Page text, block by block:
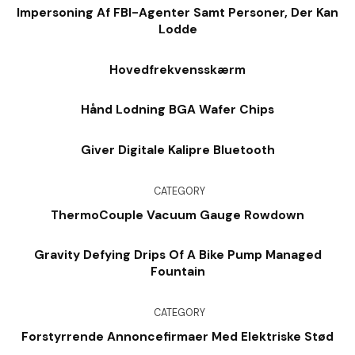
Impersoning Af FBI-Agenter Samt Personer, Der Kan
Lodde
Hovedfrekvensskærm
Hånd Lodning BGA Wafer Chips
Giver Digitale Kalipre Bluetooth
CATEGORY
ThermoCouple Vacuum Gauge Rowdown
Gravity Defying Drips Of A Bike Pump Managed
Fountain
CATEGORY
Forstyrrende Annoncefirmaer Med Elektriske Stød